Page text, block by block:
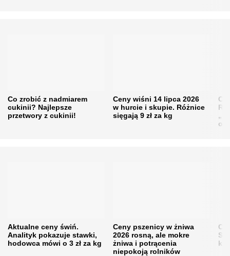
Co zrobić z nadmiarem
cukinii? Najlepsze
przetwory z cukinii!
Ceny wiśni 14 lipca 2026
w hurcie i skupie. Różnice
sięgają 9 zł za kg
Aktualne ceny świń.
Analityk pokazuje stawki,
hodowca mówi o 3 zł za kg
Ceny pszenicy w żniwa
2026 rosną, ale mokre
żniwa i potrącenia
niepokoją rolników